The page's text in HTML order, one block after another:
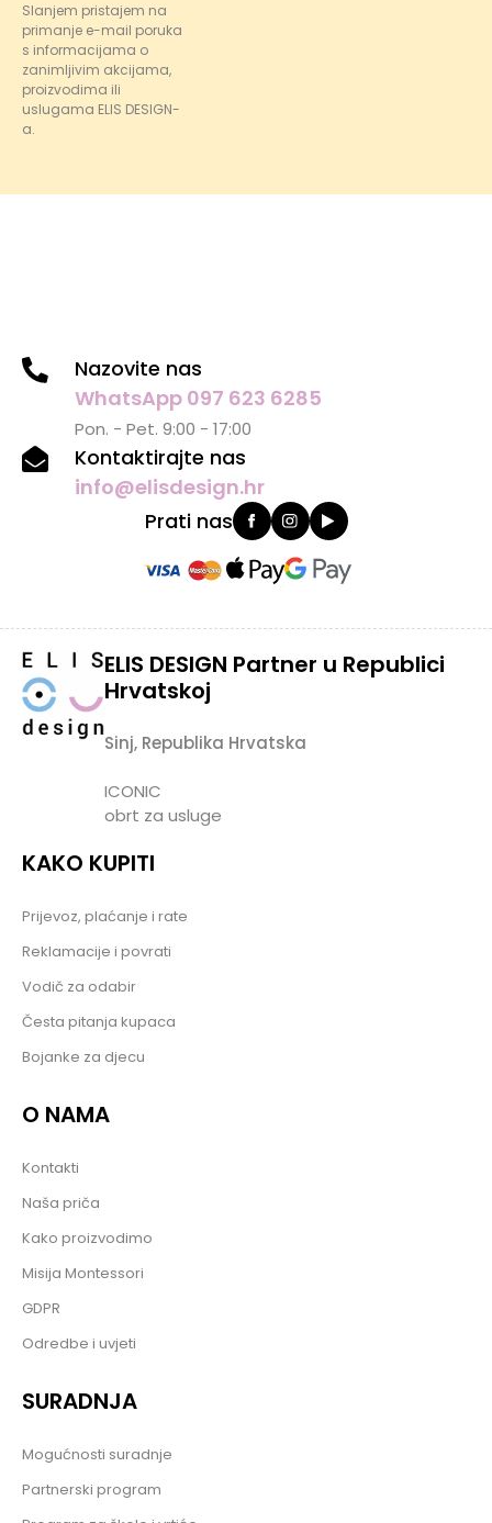
Slanjem pristajem na
primanje e-mail poruka
s informacijama o
zanimljivim akcijama,
proizvodima ili
uslugama ELIS DESIGN-
a.
Nazovite nas
WhatsApp 097 623 6285
Pon. - Pet. 9:00 - 17:00
Kontaktirajte nas
info@elisdesign.hr
Prati nas
ELIS DESIGN Partner u Republici
Hrvatskoj
Sinj, Republika Hrvatska
ICONIC
obrt za usluge
KAKO KUPITI
Prijevoz, plaćanje i rate
Reklamacije i povrati
Vodič za odabir
Česta pitanja kupaca
Bojanke za djecu
O NAMA
Kontakti
Naša priča
Kako proizvodimo
Misija Montessori
GDPR
Odredbe i uvjeti
SURADNJA
Mogućnosti suradnje
Partnerski program